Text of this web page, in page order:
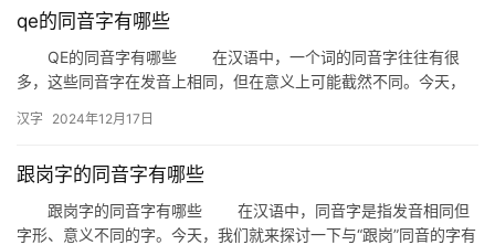
qe的同音字有哪些
QE的同音字有哪些 在汉语中，一个词的同音字往往有很
多，这些同音字在发音上相同，但在意义上可能截然不同。今天，
活…
汉字 2024年12月17日
跟岗字的同音字有哪些
跟岗字的同音字有哪些 在汉语中，同音字是指发音相同但
字形、意义不同的字。今天，我们就来探讨一下与“跟岗”同音的字有